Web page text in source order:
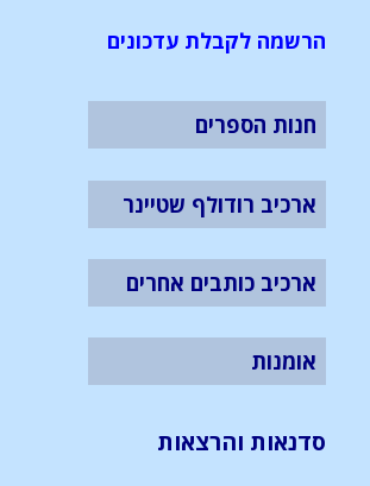
הרשמה לקבלת עדכונים
חנות הספרים
ארכיב רודולף שטיינר
ארכיב כותבים אחרים
אומנות
סדנאות והרצאות